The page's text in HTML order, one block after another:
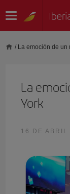
/ La emoción de un
La
York
16 DE ABRIL